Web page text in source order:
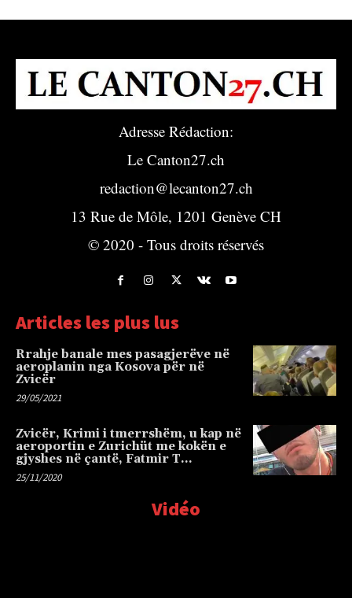
Adresse Rédaction:
Le Canton27.ch
redaction@lecanton27.ch
13 Rue de Môle, 1201 Genève CH
© 2020 - Tous droits réservés
Articles les plus lus
Rrahje banale mes pasagjerëve në
aeroplanin nga Kosova për në
Zvicër
29/05/2021
Zvicër, Krimi i tmerrshëm, u kap në
aeroportin e Zurichüt me kokën e
gjyshes në çantë, Fatmir T…
25/11/2020
Vidéo